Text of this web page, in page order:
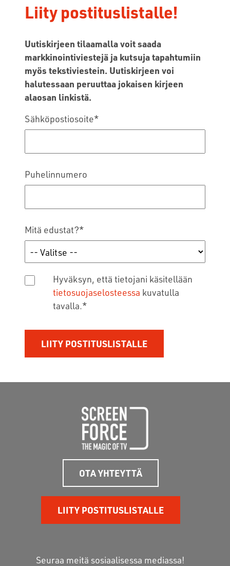
Liity postituslistalle!
Uutiskirjeen tilaamalla voit saada
markkinointiviestejä ja kutsuja tapahtumiin
myös tekstiviestein. Uutiskirjeen voi
halutessaan peruuttaa jokaisen kirjeen
alaosan linkistä.
Sähköpostiosoite*
Puhelinnumero
Mitä edustat?*
Hyväksyn, että tietojani käsitellään
tietosuojaselosteessa kuvatulla
tavalla.*
OTA YHTEYTTÄ
LIITY POSTITUSLISTALLE
Seuraa meitä sosiaalisessa mediassa!